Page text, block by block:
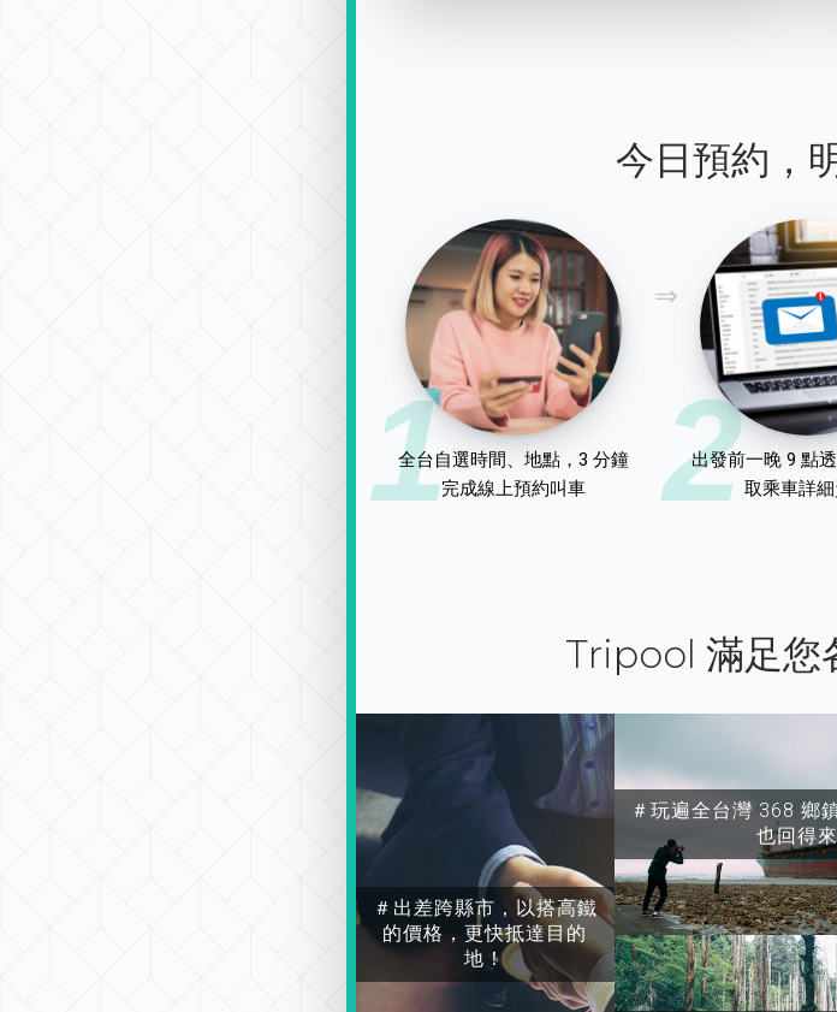
今日預約，
1
全台自選時間、地點，3 分鐘
完成線上預約叫車
2
出發前一晚 9 點
取乘車詳
Tripool 滿足您
＃出差跨縣市，以搭高鐵
的價格，更快抵達目的
地！
＃玩遍全台灣 368 鄉
也回得